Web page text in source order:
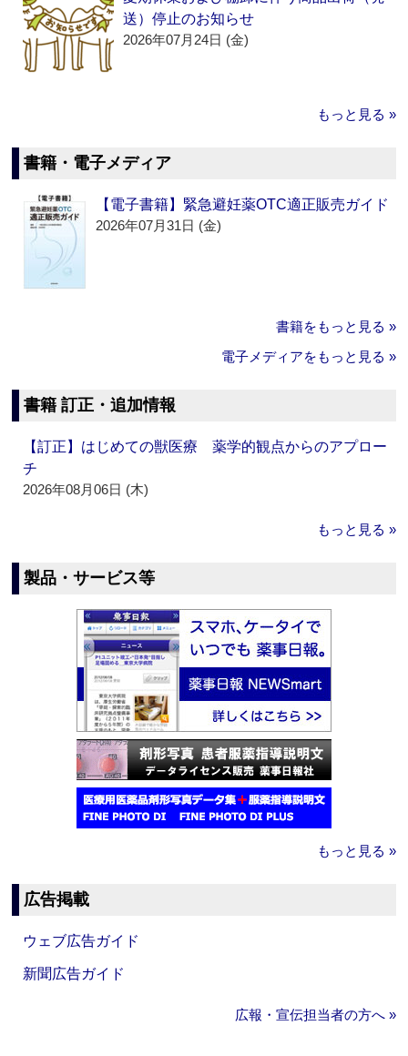
送）停止のお知らせ
2026年07月24日 (金)
もっと見る »
書籍・電子メディア
【電子書籍】緊急避妊薬OTC適正販売ガイド
2026年07月31日 (金)
書籍をもっと見る »
電子メディアをもっと見る »
書籍 訂正・追加情報
【訂正】はじめての獣医療 薬学的観点からのアプロー
チ
2026年08月06日 (木)
もっと見る »
製品・サービス等
もっと見る »
広告掲載
ウェブ広告ガイド
新聞広告ガイド
広報・宣伝担当者の方へ »